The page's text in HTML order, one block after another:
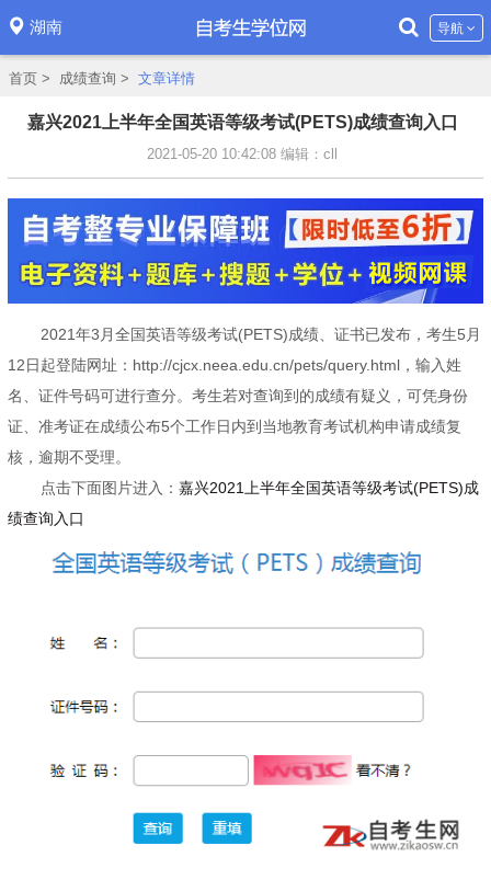
湖南 导航
首页 > 成绩查询 > 文章详情
嘉兴2021上半年全国英语等级考试(PETS)成绩查询入口
2021-05-20 10:42:08 编辑：cll
2021年3月全国英语等级考试(PETS)成绩、证书已发布，考生5月
12日起登陆网址：http://cjcx.neea.edu.cn/pets/query.html，输入姓
名、证件号码可进行查分。考生若对查询到的成绩有疑义，可凭身份
证、准考证在成绩公布5个工作日内到当地教育考试机构申请成绩复
核，逾期不受理。
点击下面图片进入： 嘉兴2021上半年全国英语等级考试(PETS)成
绩查询入口